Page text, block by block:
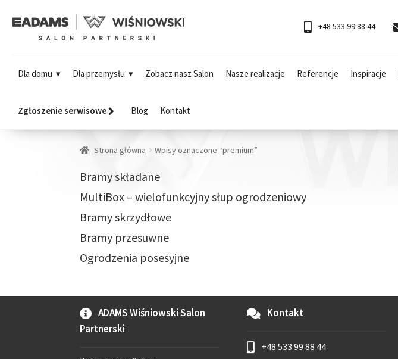
+48 533 99 88 44
Dla domu Dla przemysłu Zobacz nasz Salon Nasze realizacje Referencje Inspiracje
Zgłoszenie serwisowe Blog Kontakt
Strona główna Wpisy oznaczone “premium”
Bramy składane
MultiBox – wielofunkcyjny słup ogrodzeniowy
Bramy skrzydłowe
Bramy przesuwne
Ogrodzenia posesyjne
ADAMS Wiśniowski Salon
Partnerski
Kontakt
+48 533 99 88 44